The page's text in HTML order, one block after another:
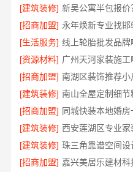
[建筑装修] 新吴公寓半包报
[招商加盟] 永年焕新专业找
[生活服务]
[资源材料] 广州天河家装施
[招商加盟]
[建筑装修] 南山全屋定制细
[招商加盟] 同城快装本地婚
[建筑装修] 西安莲湖区专业
[建筑装修]
[招商加盟] 嘉兴美居乐建材